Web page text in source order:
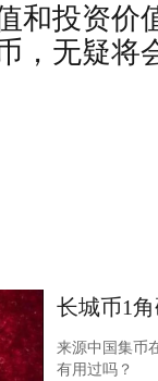
和投资价
，无疑将
长城币1
来源中国集
有用过吗？